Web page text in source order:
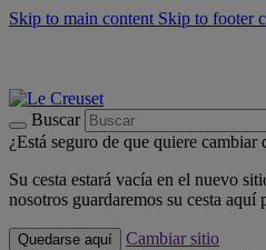
Skip to main content Skip to footer
Buscar
¿Está seguro de que quiere cambiar
Su cesta estará vacía en el nuevo
nosotros guardaremos su cesta aquí
Quedarse aquí
Cambiar sitio